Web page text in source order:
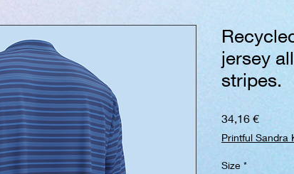
jersey
stripes.
34,16 €Preis
Printful Sandra
Size *